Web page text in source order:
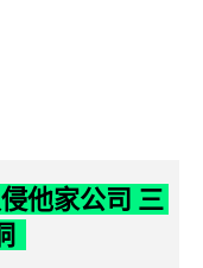
他家公司 三